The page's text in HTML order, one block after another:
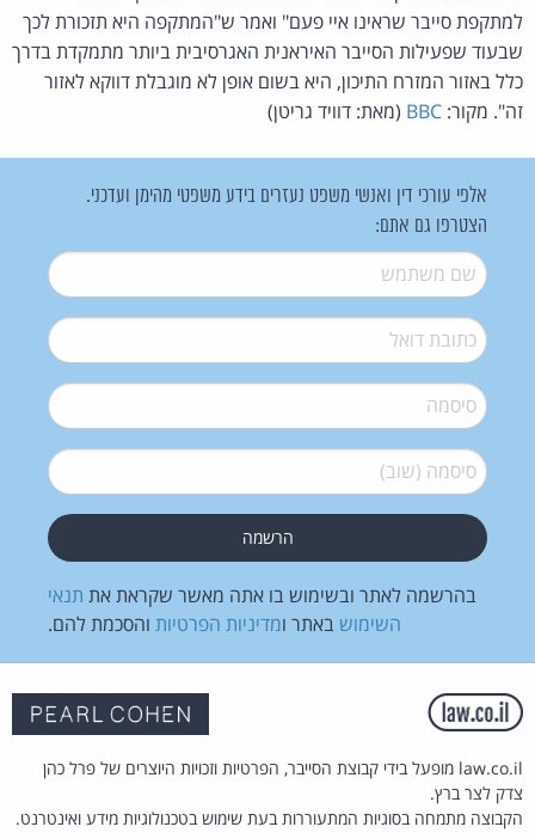
למתקפת סייבר שראינו איי פעם" ואמר ש"המתקפה היא תזכורת לכך
שבעוד שפעילות הסייבר האיראנית האגרסיבית ביותר מתמקדת בדרך
כלל באזור המזרח התיכון, היא בשום אופן לא מוגבלת דווקא לאזור
זה". מקור: BBC (מאת: דוויד גריטן)
אלפי עורכי דין ואנשי משפט נעזרים בידע משפטי מהימן ועדכני.
הצטרפו גם אתם:
שם משתמש*
דואל*
סיסמה*
סיסמה (שוב)*
בהרשמה לאתר ובשימוש בו אתה מאשר שקראת את תנאי
השימוש באתר ומדיניות הפרטיות והסכמת להם.
law.co.il מופעל בידי קבוצת הסייבר, הפרטיות וזכויות היוצרים של פרל כהן
צדק לצר ברץ.
הקבוצה מתמחה בסוגיות המתעוררות בעת שימוש בטכנולוגיות מידע ואינטרנט.